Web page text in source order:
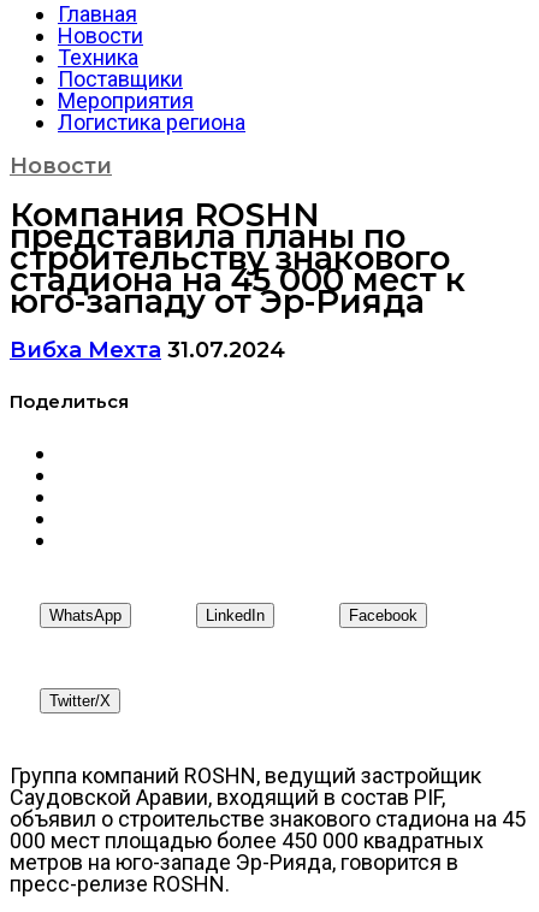
Главная
Новости
Техника
Поставщики
Мероприятия
Логистика региона
Новости
Компания ROSHN
представила планы по
строительству знакового
стадиона на 45 000 мест к
юго-западу от Эр-Рияда
Вибха Мехта 31.07.2024
Поделиться
WhatsApp LinkedIn Facebook
Twitter/X
Группа компаний ROSHN, ведущий застройщик
Саудовской Аравии, входящий в состав PIF,
объявил о строительстве знакового стадиона на 45
000 мест площадью более 450 000 квадратных
метров на юго-западе Эр-Рияда, говорится в
пресс-релизе ROSHN.